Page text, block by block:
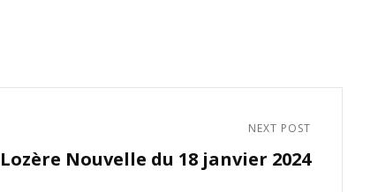
NEXT POST
Nouvelle du 18 janvier 2024